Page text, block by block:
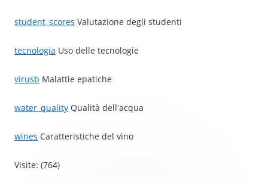
student_scores Valutazione degli studenti
tecnologia Uso delle tecnologie
virusb Malattie epatiche
water_quality Qualità dell'acqua
wines Caratteristiche del vino
Visite: (764)